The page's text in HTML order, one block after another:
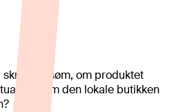
om produktet
eller om den lokale butikken